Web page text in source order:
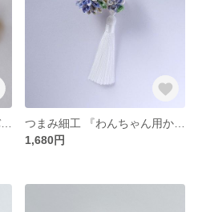
つまみ細工 『わんちゃん用バレッタ』総柄・ピンク
1,680円